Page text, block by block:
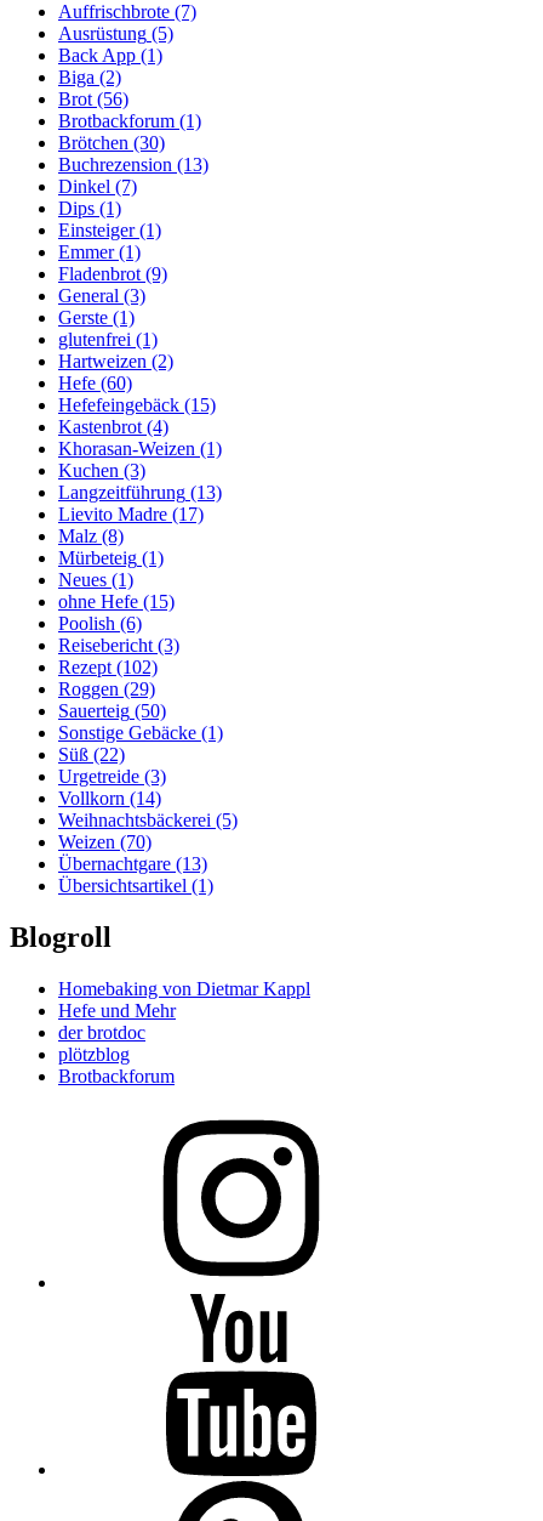
Auffrischbrote (7)
Ausrüstung (5)
Back App (1)
Biga (2)
Brot (56)
Brotbackforum (1)
Brötchen (30)
Buchrezension (13)
Dinkel (7)
Dips (1)
Einsteiger(1)
Emmer(1)
Fladenbrot (9)
General (3)
Gerste (1)
glutenfrei (1)
Hartweizen (2)
Hefe (60)
Hefefeingebäck (15)
Kastenbrot (4)
Khorasan-Weizen (1)
Kuchen (3)
Langzeitführung (13)
Lievito Madre (17)
Malz (8)
Mürbeteig (1)
Neues (1)
ohne Hefe (15)
Poolish (6)
Reisebericht (3)
Rezept (102)
Roggen (29)
Sauerteig (50)
Sonstige Gebäcke (1)
Süß (22)
Urgetreide (3)
Vollkorn (14)
Weihnachtsbäckerei (5)
Weizen (70)
Übernachtgare (13)
Übersichtsartikel (1)
Blogroll
Homebaking von Dietmar Kappl
Hefe und Mehr
der brotdoc
plötzblog
Brotbackforum